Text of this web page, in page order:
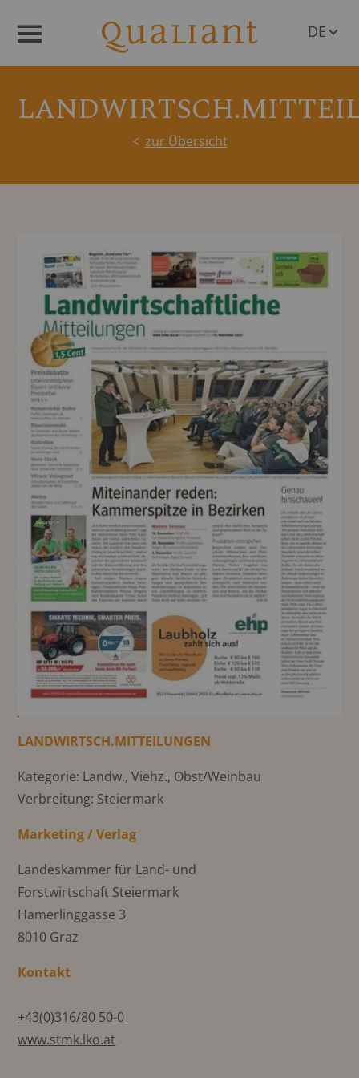
DE
zur Übersicht
LANDWIRTSCH.MITTEILUNGEN
Kategorie: Landw., Viehz., Obst/Weinbau
Verbreitung: Steiermark
Marketing / Verlag
Landeskammer für Land- und
Forstwirtschaft Steiermark
Hamerlinggasse 3
8010 Graz
Kontakt
+43(0)316/80 50-0
www.stmk.lko.at